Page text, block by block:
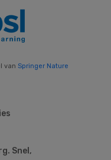
van Springer Nature
Snel,